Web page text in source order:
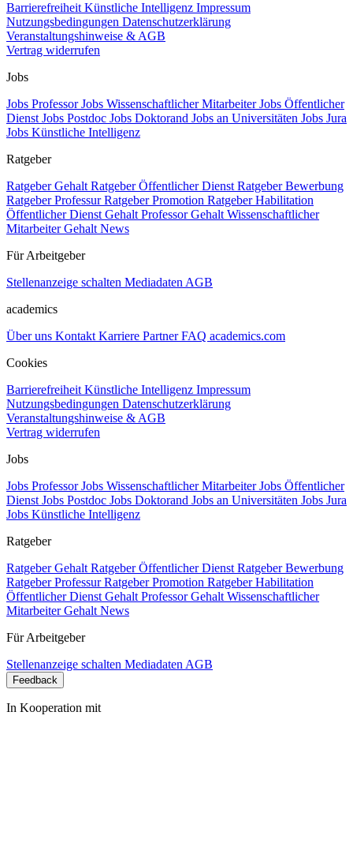
Barrierefreiheit Künstliche Intelligenz Impressum
Nutzungsbedingungen Datenschutzerklärung
Veranstaltungshinweise & AGB
Vertrag widerrufen
Jobs
Jobs ProfessorJobs Wissenschaftlicher MitarbeiterJobs Öffentlicher
Dienst Jobs Postdoc Jobs Doktorand Jobs an Universitäten Jobs Jura
Jobs Künstliche Intelligenz
Ratgeber
Ratgeber Gehalt Ratgeber Öffentlicher Dienst Ratgeber Bewerbung
Ratgeber ProfessurRatgeber Promotion Ratgeber Habilitation
Öffentlicher Dienst Gehalt Professor Gehalt Wissenschaftlicher
Mitarbeiter Gehalt News
Für Arbeitgeber
Stellenanzeige schalten Mediadaten AGB
academics
Über uns Kontakt Karriere PartnerFAQ academics.com
Cookies
Barrierefreiheit Künstliche Intelligenz Impressum
Nutzungsbedingungen Datenschutzerklärung
Veranstaltungshinweise & AGB
Vertrag widerrufen
Jobs
Jobs ProfessorJobs Wissenschaftlicher MitarbeiterJobs Öffentlicher
Dienst Jobs Postdoc Jobs Doktorand Jobs an Universitäten Jobs Jura
Jobs Künstliche Intelligenz
Ratgeber
Ratgeber Gehalt Ratgeber Öffentlicher Dienst Ratgeber Bewerbung
Ratgeber ProfessurRatgeber Promotion Ratgeber Habilitation
Öffentlicher Dienst Gehalt Professor Gehalt Wissenschaftlicher
Mitarbeiter Gehalt News
Für Arbeitgeber
Stellenanzeige schalten Mediadaten AGB
Feedback
In Kooperation mit